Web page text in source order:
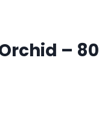
– 80